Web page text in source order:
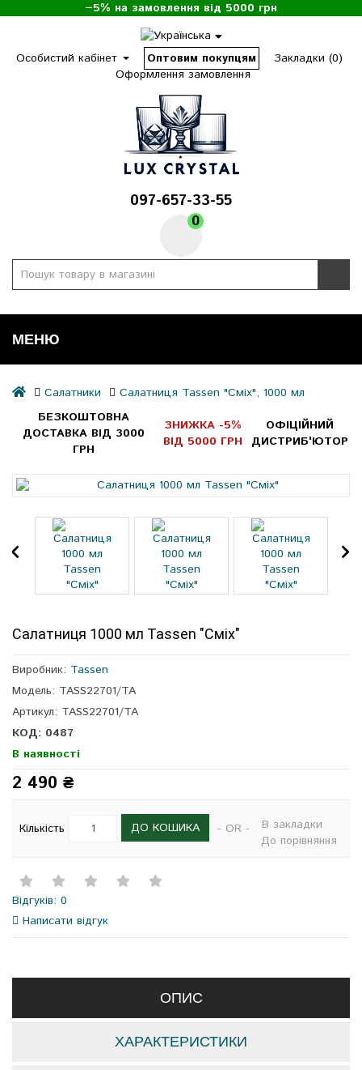
−5% на замовлення від 5000 грн
Особистий кабінет Оптовим покупцям
Закладки (0)
Оформлення замовлення
097-657-33-55
0
МЕНЮ
Салатники
Салатниця Tassen "Сміх", 1000 мл
БЕЗКОШТОВНА
ДОСТАВКА ВІД 3000
ГРН
ЗНИЖКА -5%
ВІД 5000 ГРН
ОФІЦІЙНИЙ
ДИСТРИБ'ЮТОР
Салатниця 1000 мл Tassen "Сміх"
Виробник: Tassen
Модель: TASS22701/TA
Артикул: TASS22701/TA
КОД: 0487
В наявності
2 490 ₴
Кількість ДО КОШИКА - OR -
В закладки
До порівняння
Відгуків: 0
Написати відгук
ОПИС
ХАРАКТЕРИСТИКИ